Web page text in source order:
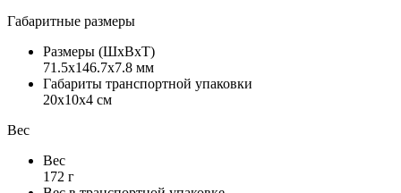
Габаритные размеры
Размеры (ШxВxТ)
71.5x146.7x7.8 мм
Габариты транспортной упаковки
20х10х4 см
Вес
Вес
172 г